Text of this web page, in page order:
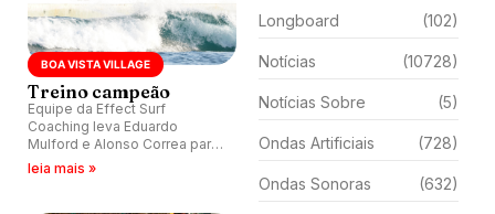
BOA VISTA VILLAGE
Treino campeão
Equipe da Effect Surf
Coaching leva Eduardo
Mulford e Alonso Correa para
sessões intensas na piscina
leia mais »
Longboard (102)
Notícias (10728)
Notícias Sobre (5)
Ondas Artificiais (728)
Ondas Sonoras (632)